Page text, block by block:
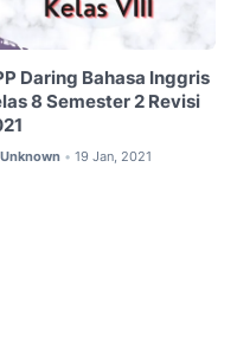
Daring Bahasa Inggris
8 Semester 2 Revisi
Unknown • 19 Jan, 2021